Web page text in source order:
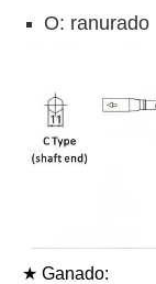
O: ranurado
★ Ganado: